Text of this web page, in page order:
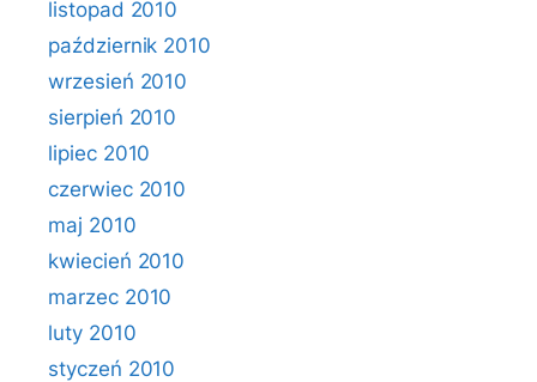
listopad 2010
październik 2010
wrzesień 2010
sierpień 2010
lipiec 2010
czerwiec 2010
maj 2010
kwiecień 2010
marzec 2010
luty 2010
styczeń 2010